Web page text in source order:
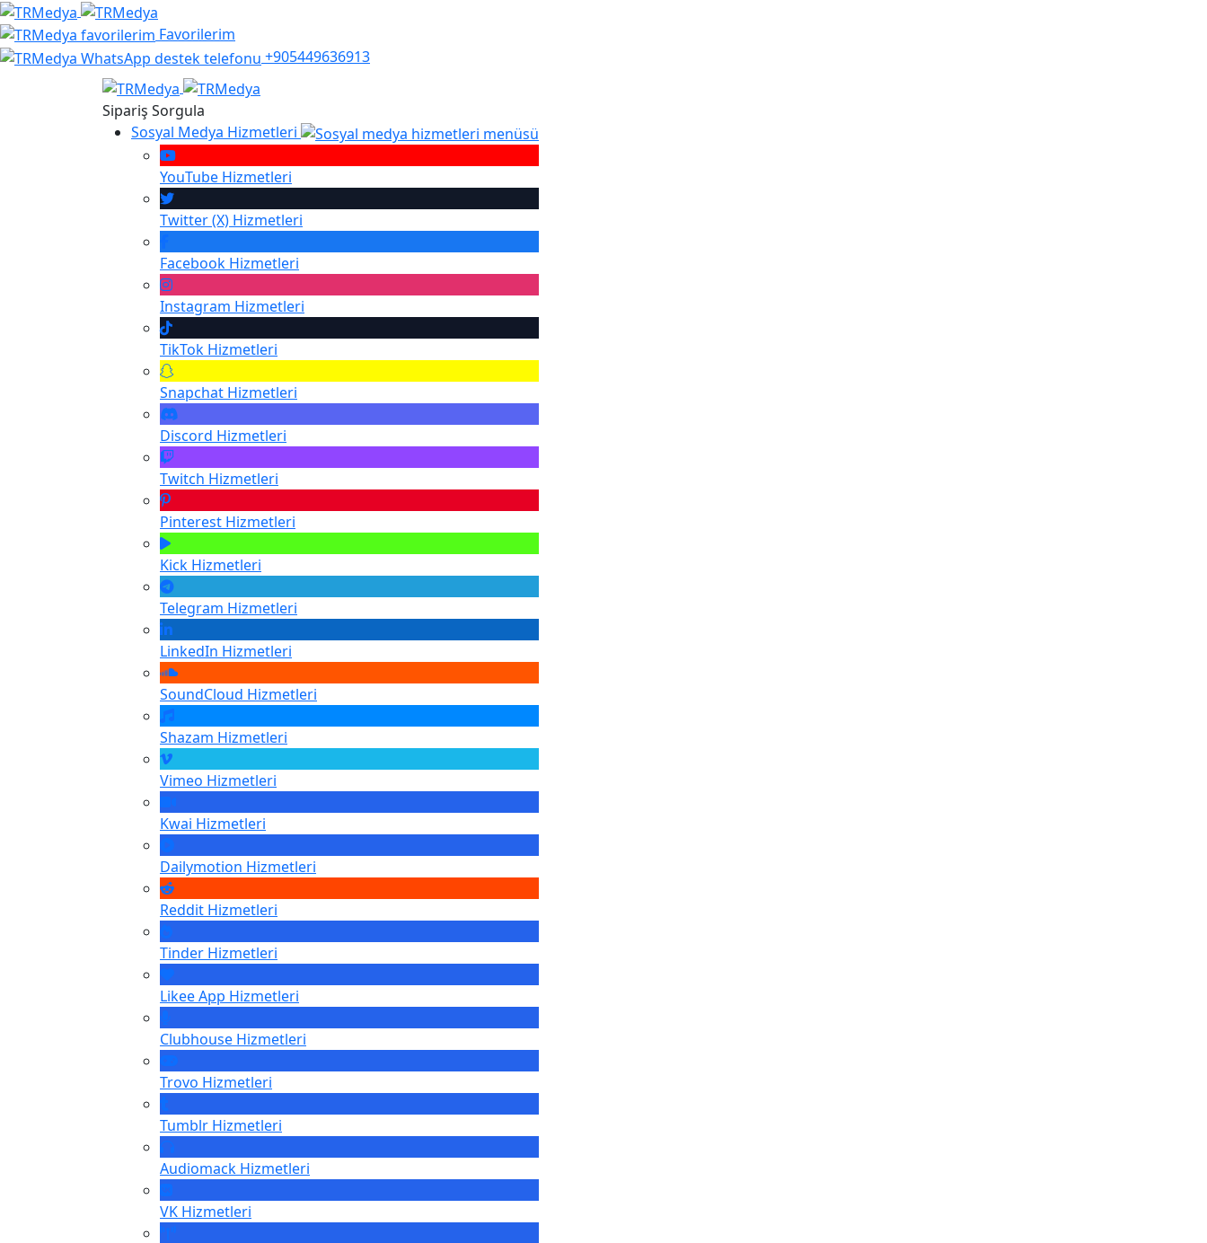
Favorilerim
+905449636913
Sipariş Sorgula
Sosyal Medya Hizmetleri
YouTube Hizmetleri
Twitter (X) Hizmetleri
Facebook Hizmetleri
Instagram Hizmetleri
TikTok Hizmetleri
Snapchat Hizmetleri
Discord Hizmetleri
Twitch Hizmetleri
Pinterest Hizmetleri
Kick Hizmetleri
Telegram Hizmetleri
LinkedIn Hizmetleri
SoundCloud Hizmetleri
Shazam Hizmetleri
Vimeo Hizmetleri
Kwai Hizmetleri
Dailymotion Hizmetleri
Reddit Hizmetleri
Tinder Hizmetleri
Likee App Hizmetleri
Clubhouse Hizmetleri
Trovo Hizmetleri
Tumblr Hizmetleri
Audiomack Hizmetleri
VK Hizmetleri